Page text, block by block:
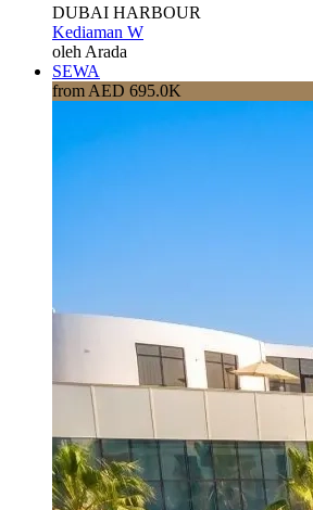
DUBAI HARBOUR
Kediaman W
oleh Arada
SEWA
from AED 695.0K